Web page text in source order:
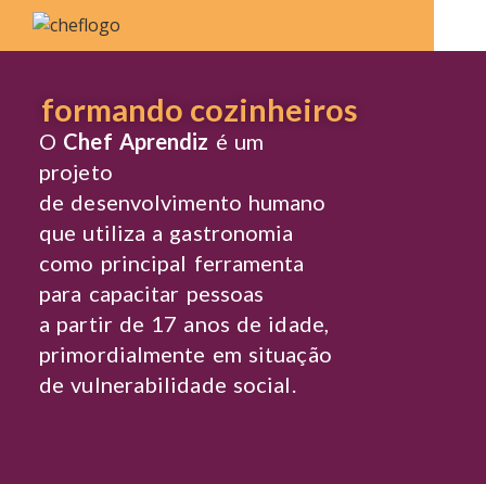
formando cozinheiros
O Chef Aprendiz é um
projeto
de desenvolvimento humano
que utiliza a gastronomia
como principal ferramenta
para capacitar pessoas
a partir de 17 anos de idade,
primordialmente em situação
de vulnerabilidade social.